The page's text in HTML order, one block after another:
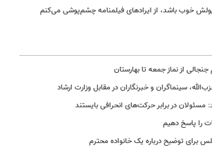
خوب باشد، از ایرادهای فیلمنامه چشم‌پوشی می‌کنم
از نماز جمعه تا بهارستان
سینماگران و خبرنگاران در مقابل وزارت ارشاد
مسئولان در برابر حرکت‌های انحرافی بایستند
را پاسخ دهیم
برای توضیح درباره یک خانواده محترم